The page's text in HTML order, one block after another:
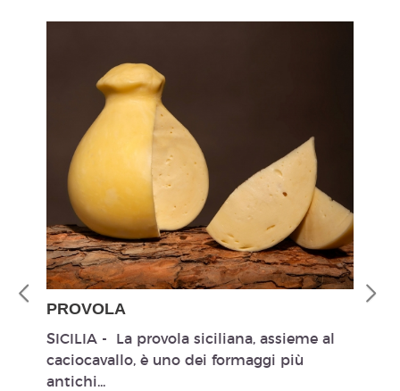
PROVOLA
SICILIA - La provola siciliana, assieme al
caciocavallo, è uno dei formaggi più
antichi...